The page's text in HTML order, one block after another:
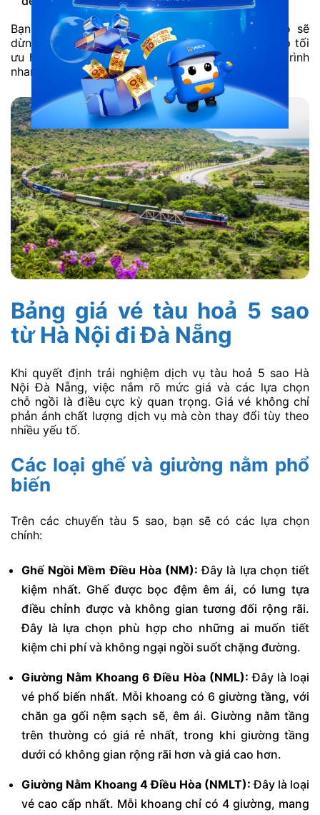
Bạn có thể yên tâm. Các chuyến tàu hoả 5 sao sẽ
dừng ở mỗi ga trong thời gian ngắn. Điều này giúp tối
ưu hóa thời gian. Nhờ vậy, bạn sẽ có một hành trình
nhanh chóng và liền mạch.
Bảng giá vé tàu hoả 5 sao
từ Hà Nội đi Đà Nẵng
Khi quyết định trải nghiệm dịch vụ tàu hoả 5 sao Hà
Nội Đà Nẵng, việc nắm rõ mức giá và các lựa chọn
chỗ ngồi là điều cực kỳ quan trọng. Giá vé không chỉ
phản ánh chất lượng dịch vụ mà còn thay đổi tùy theo
nhiều yếu tố.
Các loại ghế và giường nằm phổ
biến
Trên các chuyến tàu 5 sao, bạn sẽ có các lựa chọn
chính:
Ghế Ngồi Mềm Điều Hòa (NM): Đây là lựa chọn tiết
kiệm nhất. Ghế được bọc đệm êm ái, có lưng tựa
điều chỉnh được và không gian tương đối rộng rãi.
Đây là lựa chọn phù hợp cho những ai muốn tiết
kiệm chi phí và không ngại ngồi suốt chặng đường.
Giường Nằm Khoang 6 Điều Hòa (NML): Đây là loại
vé phổ biến nhất. Mỗi khoang có 6 giường tầng, với
chăn ga gối nệm sạch sẽ, êm ái. Giường nằm tầng
trên thường có giá rẻ nhất, trong khi giường tầng
dưới có không gian rộng rãi hơn và giá cao hơn.
Giường Nằm Khoang 4 Điều Hòa (NMLT): Đây là loại
vé cao cấp nhất. Mỗi khoang chỉ có 4 giường, mang